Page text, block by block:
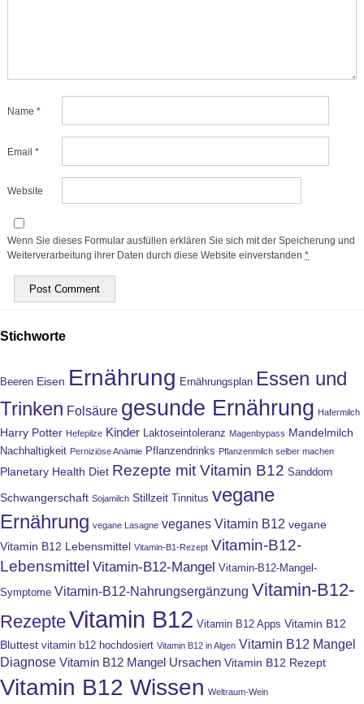
Name *
Email *
Website
Wenn Sie dieses Formular ausfüllen erklären Sie sich mit der Speicherung und
Weiterverarbeitung ihrer Daten durch diese Website einverstanden *
Stichworte
Beeren Eisen Ernährung Ernährungsplan Essen und
Trinken Folsäure gesunde Ernährung Hafermilch
Harry Potter Hefepilze Kinder Laktoseintoleranz Magenbypass Mandelmilch
Nachhaltigkeit Perniziöse Anämie Pflanzendrinks Pflanzenmilch selber machen
Planetary Health Diet Rezepte mit Vitamin B12 Sanddorn
Schwangerschaft Sojamilch Stillzeit Tinnitus vegane
Ernährung vegane Lasagne veganes Vitamin B12 vegane
Vitamin B12 Lebensmittel Vitamin-B1-Rezept Vitamin-B12-
Lebensmittel Vitamin-B12-Mangel Vitamin-B12-Mangel-
Symptome Vitamin-B12-Nahrungsergänzung Vitamin-B12-
RezepteVitamin B12 Vitamin B12 Apps Vitamin B12
Bluttest vitamin b12 hochdosiert Vitamin B12 in Algen Vitamin B12 Mangel
Diagnose Vitamin B12 Mangel Ursachen Vitamin B12 Rezept
Vitamin B12 Wissen Weltraum-Wein